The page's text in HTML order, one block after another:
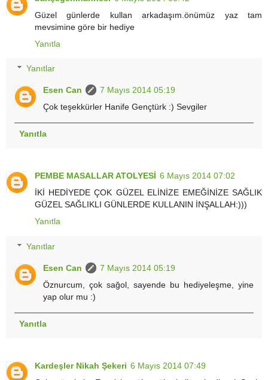
Güzel günlerde kullan arkadaşım.önümüz yaz tam
mevsimine göre bir hediye
Yanıtla
Yanıtlar
Esen Can
7 Mayıs 2014 05:19
Çok teşekkürler Hanife Gençtürk :) Sevgiler
Yanıtla
PEMBE MASALLAR ATOLYESİ 6 Mayıs 2014 07:02
İKİ HEDİYEDE ÇOK GÜZEL ELİNİZE EMEĞİNİZE SAĞLIK
GÜZEL SAĞLIKLI GÜNLERDE KULLANIN İNŞALLAH:)))
Yanıtla
Yanıtlar
Esen Can
7 Mayıs 2014 05:19
Öznurcum, çok sağol, sayende bu hediyeleşme, yine
yap olur mu :)
Yanıtla
Kardeşler Nikah Şekeri 6 Mayıs 2014 07:49